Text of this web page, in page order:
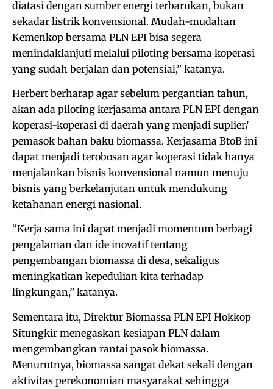
diatasi dengan sumber energi terbarukan, bukan
sekadar listrik konvensional. Mudah-mudahan
Kemenkop bersama PLN EPI bisa segera
menindaklanjuti melalui piloting bersama koperasi
yang sudah berjalan dan potensial,” katanya.
Herbert berharap agar sebelum pergantian tahun,
akan ada piloting kerjasama antara PLN EPI dengan
koperasi-koperasi di daerah yang menjadi suplier/
pemasok bahan baku biomassa. Kerjasama BtoB ini
dapat menjadi terobosan agar koperasi tidak hanya
menjalankan bisnis konvensional namun menuju
bisnis yang berkelanjutan untuk mendukung
ketahanan energi nasional.
“Kerja sama ini dapat menjadi momentum berbagi
pengalaman dan ide inovatif tentang
pengembangan biomassa di desa, sekaligus
meningkatkan kepedulian kita terhadap
lingkungan,” katanya.
Sementara itu, Direktur Biomassa PLN EPI Hokkop
Situngkir menegaskan kesiapan PLN dalam
mengembangkan rantai pasok biomassa.
Menurutnya, biomassa sangat dekat sekali dengan
aktivitas perekonomian masyarakat sehingga